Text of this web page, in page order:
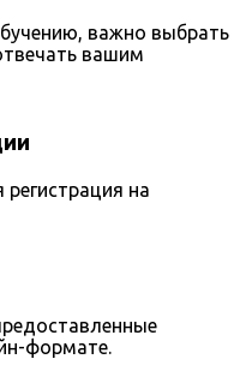
важно выбрать
вашим
на
формате.